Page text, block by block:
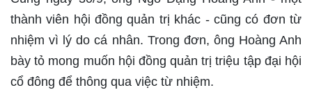
thành viên hội đồng quản trị khác - cũng có đơn từ
nhiệm vì lý do cá nhân. Trong đơn, ông Hoàng Anh
bày tỏ mong muốn hội đồng quản trị triệu tập đại hội
cổ đông để thông qua việc từ nhiệm.